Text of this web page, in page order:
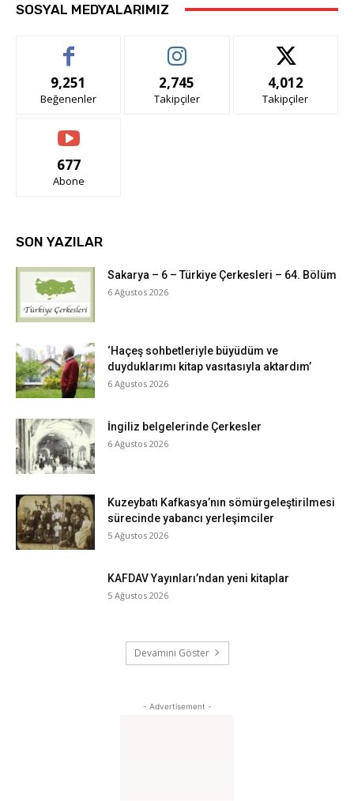
SOSYAL MEDYALARIMIZ
9,251
Beğenenler
2,745
Takipçiler
4,012
Takipçiler
677
Abone
SON YAZILAR
Sakarya – 6 – Türkiye Çerkesleri – 64. Bölüm
6 Ağustos 2026
‘Haçeş sohbetleriyle büyüdüm ve
duyduklarımı kitap vasıtasıyla aktardım’
6 Ağustos 2026
İngiliz belgelerinde Çerkesler
6 Ağustos 2026
Kuzeybatı Kafkasya’nın sömürgeleştirilmesi
sürecinde yabancı yerleşimciler
5 Ağustos 2026
KAFDAV Yayınları’ndan yeni kitaplar
5 Ağustos 2026
Devamını Göster
- Advertisement -